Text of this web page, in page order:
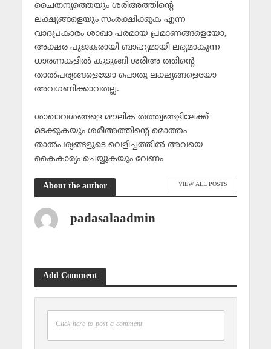
ചൈതന്യത്തെയും ശരീഅത്തിന്റെ
ലക്ഷ്യങ്ങളെയും സംരക്ഷിക്കുക എന്ന
വാദപ്രകാരം ശാഖാ പരമായ പ്രമാണങ്ങളെയോ,
അക്ഷര പൂജകരായി ബാഹ്യമായി ലഭ്യമാകുന്ന
ധാരണകളില്‍ കുടുങ്ങി ശരീഅ ത്തിന്റെ
താല്‍പര്യങ്ങളെയോ പൊതു ലക്ഷ്യങ്ങളെയോ
അവഗണിക്കാവതല്ല.
ശാഖാവശങ്ങളെ മൗലിക തത്ത്വങ്ങളിലേക്ക്
മടക്കുകയും ശരീഅത്തിന്റെ മൊത്തം
താല്‍പര്യങ്ങളുടെ വെളിച്ചത്തില്‍ അവയെ
കൈകാര്യം ചെയ്യുകയും വേണം
About the author VIEW ALL POSTS
padasalaadmin
Add Comment
Click here to post a comment